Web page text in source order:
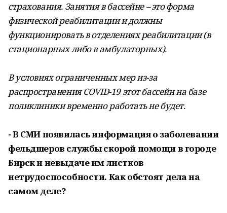
страхования. Занятия в бассейне – это форма
физической реабилитации и должны
функционировать в отделениях реабилитации (в
стационарных либо в амбулаторных).
В условиях ограниченных мер из-за
распространения COVID-19 этот бассейн на базе
поликлиники временно работать не будет.
- В СМИ появилась информация о заболевании
фельдшеров службы скорой помощи в городе
Бирск и невыдаче им листков
нетрудоспособности. Как обстоят дела на
самом деле?